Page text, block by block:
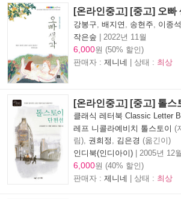
[온라인중고] [중고] 오빠
강봉구 배지연 송현주 이종석
작은숲 | 2022년 11월
6,000원 (50% 할인)
판매자 : 제니네 | 상태 : 최상
[온라인중고] [중고] 톨스
클래식 레터북 Classic Letter
레프 니콜라예비치 톨스토이 (
림), 권희정 김은경 (옮긴이)
인디북(인디아이) | 2005년 12월
6,000원 (40% 할인)
판매자 : 제니네 | 상태 : 최상